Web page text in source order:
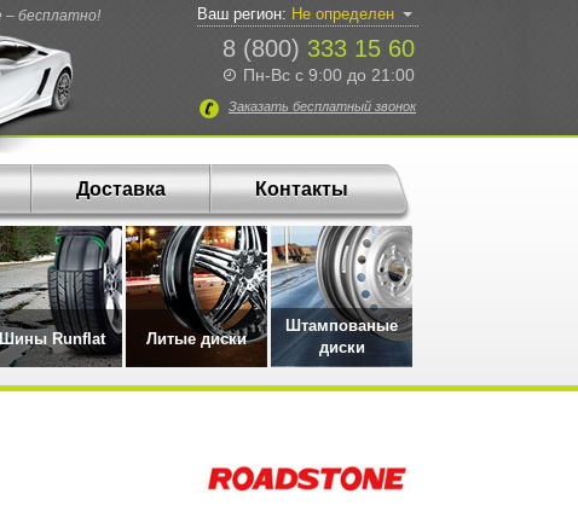
– бесплатно!
8 (800) 333 15 60
Пн-Вс с 9:00 до 21:00
Заказать бесплатный звонок
Ваш регион: Не определен
Доставка Контакты
Шины Runflat Литые диски
Штампованые
диски